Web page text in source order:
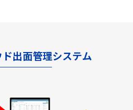
出面管理システム